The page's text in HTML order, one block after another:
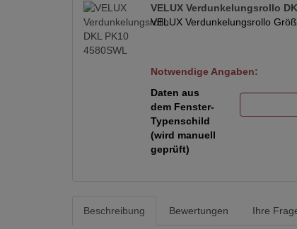
VELUX Verdunkelungsrollo
VELUX Verdunkelungsrollo
Notwendige Angaben:
Daten aus
dem Fenster-
Typenschild
(wird manuell
geprüft)
Beschreibung Bewertungen Ihre